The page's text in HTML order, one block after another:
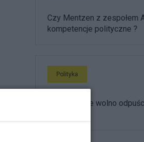
Czy Mentzen z zespołem
kompetencje polityczne ?
Polityka
Dlaczego nie wolno